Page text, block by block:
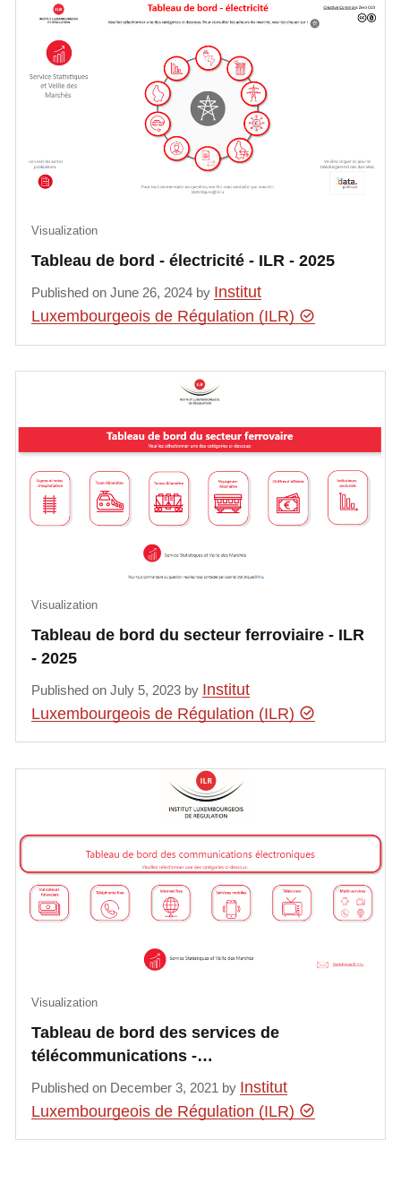
Tableau de bord - électricité - ILR - 2025
Visualization
Published on June 26, 2024 by Institut
Luxembourgeois de Régulation (ILR)
​​​​Tableau de bord du secteur ferroviaire - ILR
- 2025
Visualization
Published on July 5, 2023 by Institut
Luxembourgeois de Régulation (ILR)
Tableau de bord des services de
télécommunications -…
Visualization
Published on December 3, 2021 by Institut
Luxembourgeois de Régulation (ILR)